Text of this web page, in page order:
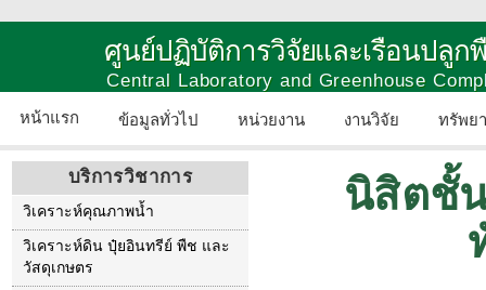
ศูนย์ปฏิบัติการวิจัยและเรือนปลูก
Central Laboratory and Greenhouse
หน้าแรก ข้อมูลทั่วไป หน่วยงาน งานวิจัย ทรัพย
บริการวิชาการ
วิเคราะห์คุณภาพน้ำ
วิเคราะห์ดิน ปุ๋ยอินทรีย์ พืช และ
วัสดุเกษตร
นิสิตชั้